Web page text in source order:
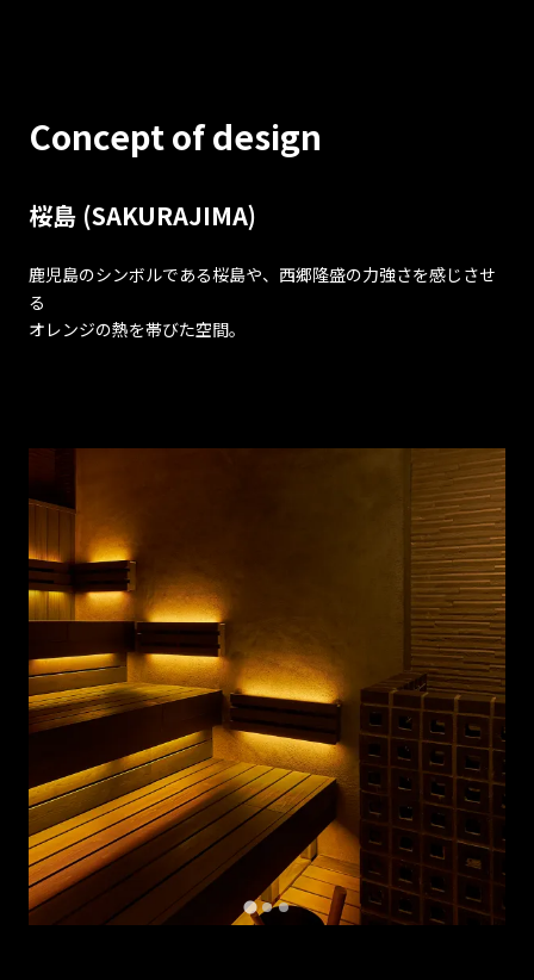
Concept of design
桜島 (SAKURAJIMA)
鹿児島のシンボルである桜島や、西郷隆盛の力強さを感じさせ
る
オレンジの熱を帯びた空間。